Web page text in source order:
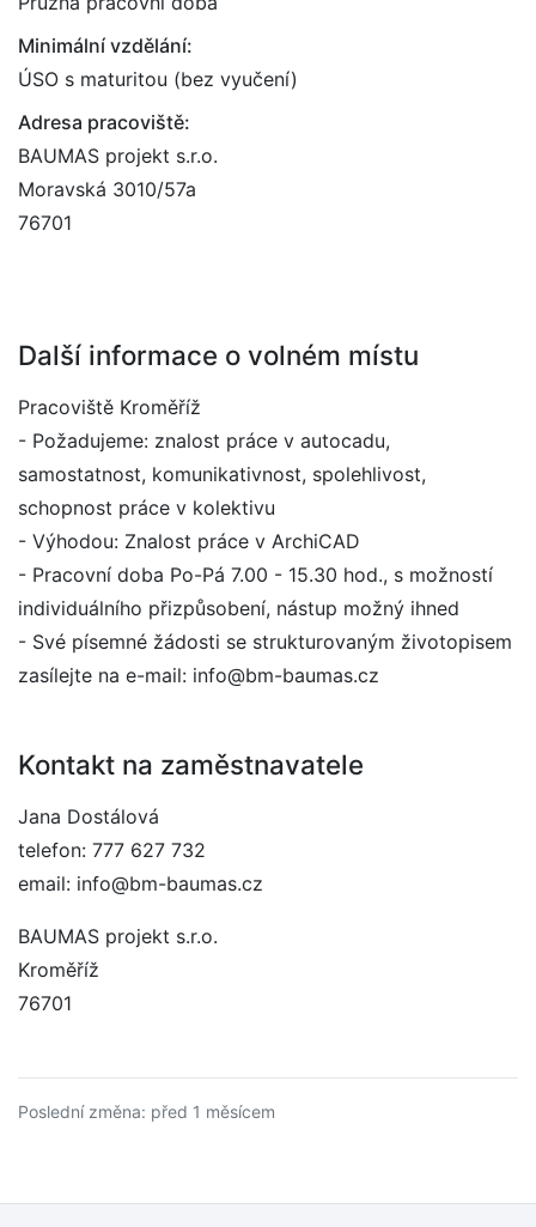
Minimální vzdělání:
ÚSO s maturitou (bez vyučení)
Adresa pracoviště:
BAUMAS projekt s.r.o.
Moravská 3010/57a
76701
Další informace o volném místu
Pracoviště Kroměříž
- Požadujeme: znalost práce v autocadu,
samostatnost, komunikativnost, spolehlivost,
schopnost práce v kolektivu
- Výhodou: Znalost práce v ArchiCAD
- Pracovní doba Po-Pá 7.00 - 15.30 hod., s možností
individuálního přizpůsobení, nástup možný ihned
- Své písemné žádosti se strukturovaným životopisem
zasílejte na e-mail: info@bm-baumas.cz
Kontakt na zaměstnavatele
Jana Dostálová
telefon: 777 627 732
email: info@bm-baumas.cz
BAUMAS projekt s.r.o.
Kroměříž
76701
Poslední změna: před 1 měsícem